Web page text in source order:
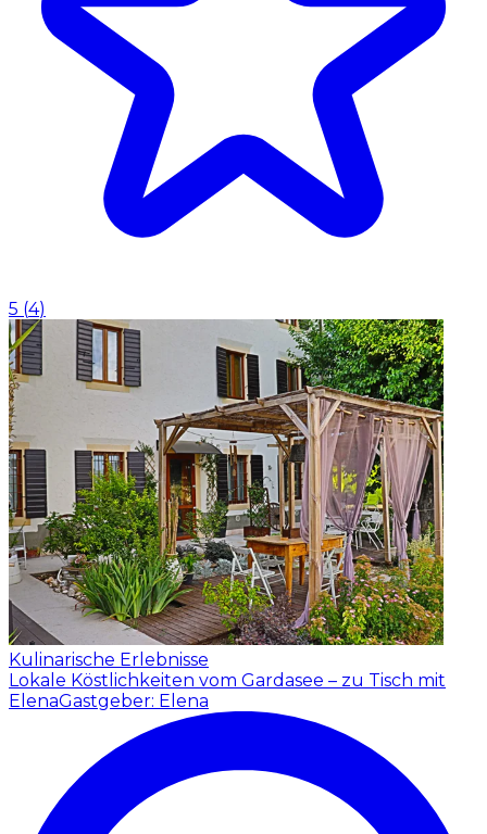
5 (4)
Kulinarische Erlebnisse
Lokale Köstlichkeiten vom Gardasee – zu Tisch mit
ElenaGastgeber: Elena